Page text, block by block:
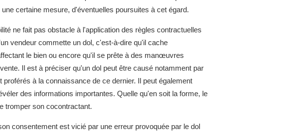
certaine mesure, d'éventuelles poursuites à cet égard.
ne fait pas obstacle à l'application des règles contractuelles
vendeur commette un dol, c'est-à-dire qu'il cache
le bien ou encore qu'il se prête à des manœuvres
Il est à préciser qu'un dol peut être causé notamment par
à la connaissance de ce dernier. Il peut également
des informations importantes. Quelle qu'en soit la forme, le
tromper son cocontractant.
consentement est vicié par une erreur provoquée par le dol